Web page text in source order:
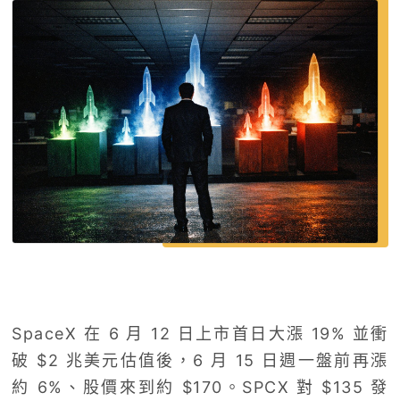
SpaceX 在 6 月 12 日上市首日大漲 19% 並衝
破 $2 兆美元估值後，6 月 15 日週一盤前再漲
約 6%、股價來到約 $170。SPCX 對 $135 發